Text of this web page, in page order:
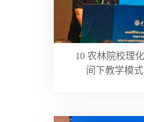
10 农林院校理
间下教学模